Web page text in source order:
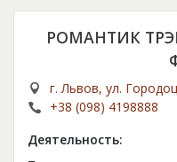
РОМАНТИК
г. Львов, ул.
+38 (098) 4198888
Деятельность: